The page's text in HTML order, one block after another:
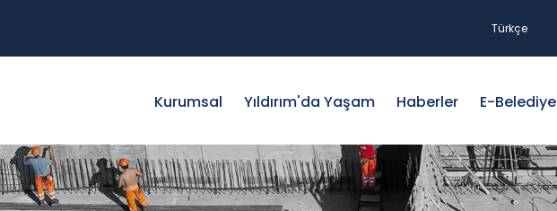
Türkçe
Kurumsal Yıldırım'da Yaşam Haberler E-Belediye